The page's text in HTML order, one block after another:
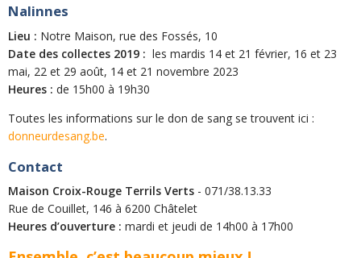
Nalinnes
Lieu : Notre Maison, rue des Fossés, 10
Date des collectes 2019 : les mardis 14 et 21 février, 16 et 23
mai, 22 et 29 août, 14 et 21 novembre 2023
Heures : de 15h00 à 19h30
Toutes les informations sur le don de sang se trouvent ici :
donneurdesang.be.
Contact
Maison Croix-Rouge Terrils Verts - 071/38.13.33
Rue de Couillet, 146 à 6200 Châtelet
Heures d’ouverture : mardi et jeudi de 14h00 à 17h00